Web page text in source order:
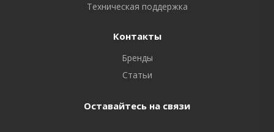
Техническая поддержка
Контакты
Бренды
Статьи
Оставайтесь на связи